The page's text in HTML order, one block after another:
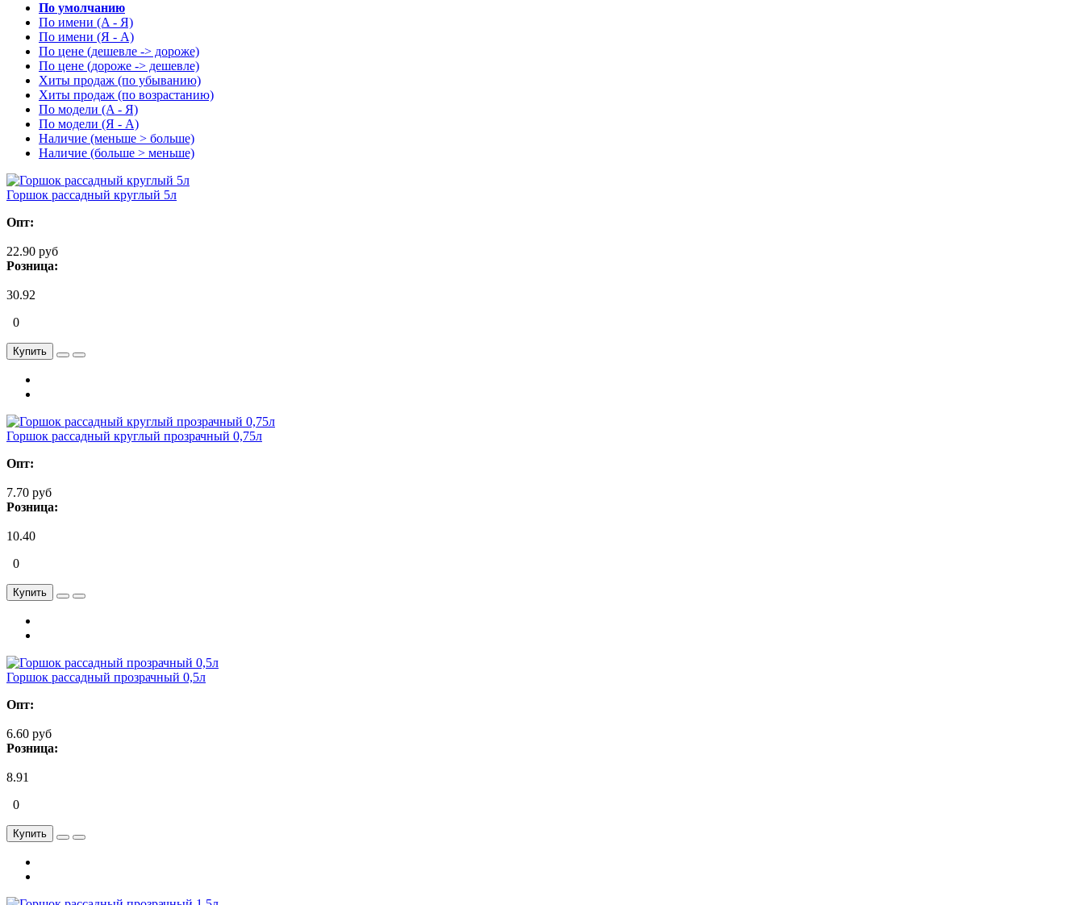
По умолчанию
По имени (A - Я)
По имени (Я - A)
По цене (дешевле -> дороже)
По цене (дороже -> дешевле)
Хиты продаж (по убыванию)
Хиты продаж (по возрастанию)
По модели (A - Я)
По модели (Я - A)
Наличие (меньше > больше)
Наличие (больше > меньше)
Горшок рассадный круглый 5л
Опт:
22.90 руб
Розница:
30.92
0
Купить
Горшок рассадный круглый прозрачный 0,75л
Опт:
7.70 руб
Розница:
10.40
0
Купить
Горшок рассадный прозрачный 0,5л
Опт:
6.60 руб
Розница:
8.91
0
Купить